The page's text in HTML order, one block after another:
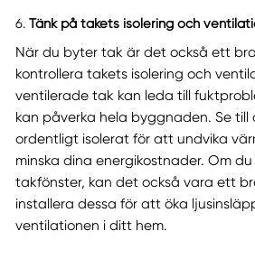
6. Tänk på takets isolering och
När du byter tak är det också ett
kontrollera takets isolering och
ventilerade tak kan leda till
kan påverka hela byggnaden. Se
ordentligt isolerat för att undvika
minska dina energikostnader. Om
takfönster, kan det också vara ett
installera dessa för att öka
ventilationen i ditt hem.